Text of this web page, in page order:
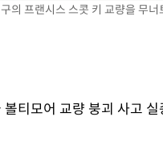
의 프랜시스 스콧 키 교량을 무
티모어 교량 붕괴 사고